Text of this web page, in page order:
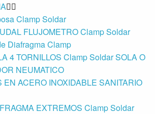
Clamp Soldar
FLUJOMETRO Clamp Soldar
Diafragma Clamp
4 TORNILLOS Clamp Soldar SOLA O
NEUMATICO
EN ACERO INOXIDABLE SANITARIO
EXTREMOS Clamp Soldar